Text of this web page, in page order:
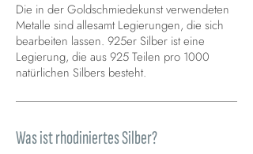
Die in der Goldschmiedekunst verwendeten
Metalle sind allesamt Legierungen, die sich
bearbeiten lassen. 925er Silber ist eine
Legierung, die aus 925 Teilen pro 1000
natürlichen Silbers besteht.
Was ist rhodiniertes Silber?